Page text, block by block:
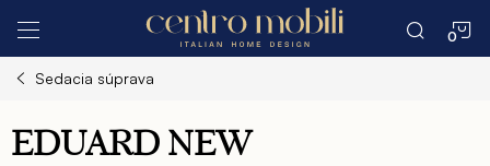
Sedacia súprava
EDUARD NEW